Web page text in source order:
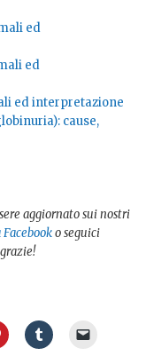
ed
ed
ed interpretazione
cause,
aggiornato sui nostri
o seguici